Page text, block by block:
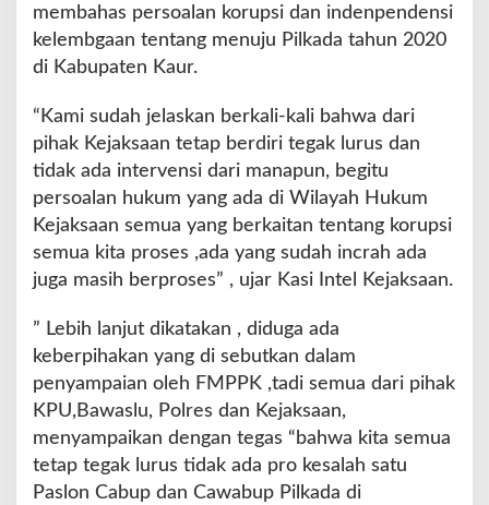
a
membahas persoalan korupsi dan indenpendensi
kelembgaan tentang menuju Pilkada tahun 2020
di Kabupaten Kaur.
“Kami sudah jelaskan berkali-kali bahwa dari
pihak Kejaksaan tetap berdiri tegak lurus dan
tidak ada intervensi dari manapun, begitu
persoalan hukum yang ada di Wilayah Hukum
Kejaksaan semua yang berkaitan tentang korupsi
semua kita proses ,ada yang sudah incrah ada
juga masih berproses” , ujar Kasi Intel Kejaksaan.
” Lebih lanjut dikatakan , diduga ada
keberpihakan yang di sebutkan dalam
penyampaian oleh FMPPK ,tadi semua dari pihak
KPU,Bawaslu, Polres dan Kejaksaan,
menyampaikan dengan tegas “bahwa kita semua
tetap tegak lurus tidak ada pro kesalah satu
Paslon Cabup dan Cawabup Pilkada di